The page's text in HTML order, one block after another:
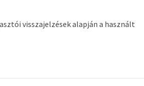
visszajelzések alapján a használt